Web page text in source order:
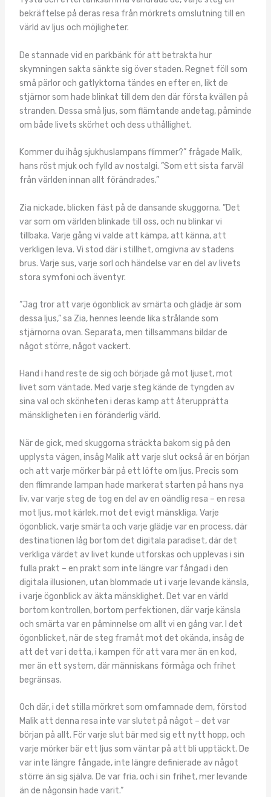
bekräftelse på deras resa från mörkrets omslutning till en
värld av ljus och möjligheter.
De stannade vid en parkbänk för att betrakta hur
skymningen sakta sänkte sig över staden. Regnet föll som
små pärlor och gatlyktorna tändes en efter en, likt de
stjärnor som hade blinkat till dem den där första kvällen på
stranden. Dessa små ljus, som flämtande andetag, påminde
om både livets skörhet och dess uthållighet.
Kommer du ihåg sjukhuslampans flimmer?” frågade Malik,
hans röst mjuk och fylld av nostalgi. ”Som ett sista farväl
från världen innan allt förändrades.”
Zia nickade, blicken fäst på de dansande skuggorna. ”Det
var som om världen blinkade till oss, och nu blinkar vi
tillbaka. Varje gång vi valde att kämpa, att känna, att
verkligen leva. Vi stod där i stillhet, omgivna av stadens
brus. Varje sus, varje sorl och händelse var en del av livets
stora symfoni och äventyr.
”Jag tror att varje ögonblick av smärta och glädje är som
dessa ljus,” sa Zia, hennes leende lika strålande som
stjärnorna ovan. Separata, men tillsammans bildar de
något större, något vackert.
Hand i hand reste de sig och började gå mot ljuset, mot
livet som väntade. Med varje steg kände de tyngden av
sina val och skönheten i deras kamp att återupprätta
mänskligheten i en föränderlig värld.
När de gick, med skuggorna sträckta bakom sig på den
upplysta vägen, insåg Malik att varje slut också är en början
och att varje mörker bär på ett löfte om ljus. Precis som
den flimrande lampan hade markerat starten på hans nya
liv, var varje steg de tog en del av en oändlig resa – en resa
mot ljus, mot kärlek, mot det evigt mänskliga. Varje
ögonblick, varje smärta och varje glädje var en process, där
destinationen låg bortom det digitala paradiset, där det
verkliga värdet av livet kunde utforskas och upplevas i sin
fulla prakt – en prakt som inte längre var fångad i den
digitala illusionen, utan blommade ut i varje levande känsla,
i varje ögonblick av äkta mänsklighet. Det var en värld
bortom kontrollen, bortom perfektionen, där varje känsla
och smärta var en påminnelse om allt vi en gång var. I det
ögonblicket, när de steg framåt mot det okända, insåg de
att det var i detta, i kampen för att vara mer än en kod,
mer än ett system, där människans förmåga och frihet
begränsas.
Och där, i det stilla mörkret som omfamnade dem, förstod
Malik att denna resa inte var slutet på något – det var
början på allt. För varje slut bär med sig ett nytt hopp, och
varje mörker bär ett ljus som väntar på att bli upptäckt. De
var inte längre fångade, inte längre definierade av något
större än sig själva. De var fria, och i sin frihet, mer levande
än de någonsin hade varit.”